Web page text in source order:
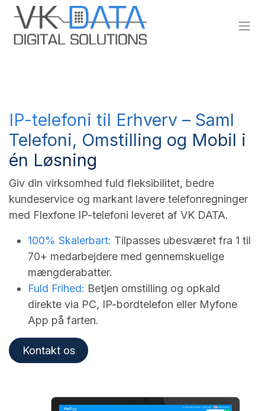
Skip to Content
IP-telefoni til Erhverv – Saml
Telefoni, Omstilling og Mobil i
én Løsning
Giv din virksomhed fuld fleksibilitet, bedre
kundeservice og markant lavere telefonregninger
med Flexfone IP-telefoni leveret af VK DATA.
100% Skalerbart: Tilpasses ubesværet fra 1 til
70+ medarbejdere med gennemskuelige
mængderabatter.
Fuld Frihed: Betjen omstilling og opkald
direkte via PC, IP-bordtelefon eller Myfone
App på farten.
Kontakt os​